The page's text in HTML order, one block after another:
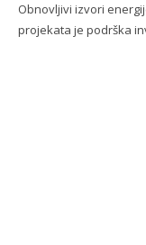
Obnovljivi izvori
projekata je podrška